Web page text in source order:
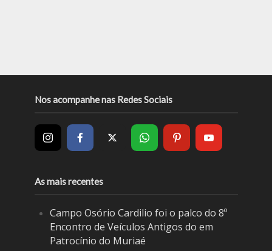
Nos acompanhe nas Redes Sociais
As mais recentes
Campo Osório Cardilio foi o palco do 8º
Encontro de Veículos Antigos do em
Patrocínio do Muriaé